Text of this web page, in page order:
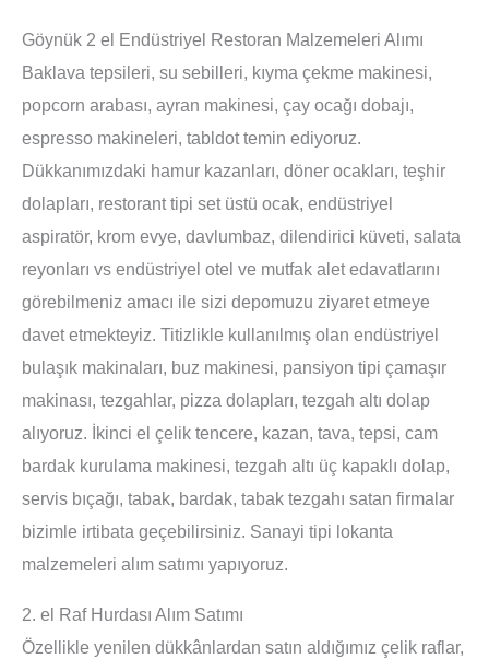
Göynük 2 el Endüstriyel Restoran Malzemeleri Alımı
Baklava tepsileri, su sebilleri, kıyma çekme makinesi,
popcorn arabası, ayran makinesi, çay ocağı dobajı,
espresso makineleri, tabldot temin ediyoruz.
Dükkanımızdaki hamur kazanları, döner ocakları, teşhir
dolapları, restorant tipi set üstü ocak, endüstriyel
aspiratör, krom evye, davlumbaz, dilendirici küveti, salata
reyonları vs endüstriyel otel ve mutfak alet edavatlarını
görebilmeniz amacı ile sizi depomuzu ziyaret etmeye
davet etmekteyiz. Titizlikle kullanılmış olan endüstriyel
bulaşık makinaları, buz makinesi, pansiyon tipi çamaşır
makinası, tezgahlar, pizza dolapları, tezgah altı dolap
alıyoruz. İkinci el çelik tencere, kazan, tava, tepsi, cam
bardak kurulama makinesi, tezgah altı üç kapaklı dolap,
servis bıçağı, tabak, bardak, tabak tezgahı satan firmalar
bizimle irtibata geçebilirsiniz. Sanayi tipi lokanta
malzemeleri alım satımı yapıyoruz.
2. el Raf Hurdası Alım Satımı
Özellikle yenilen dükkânlardan satın aldığımız çelik raflar,